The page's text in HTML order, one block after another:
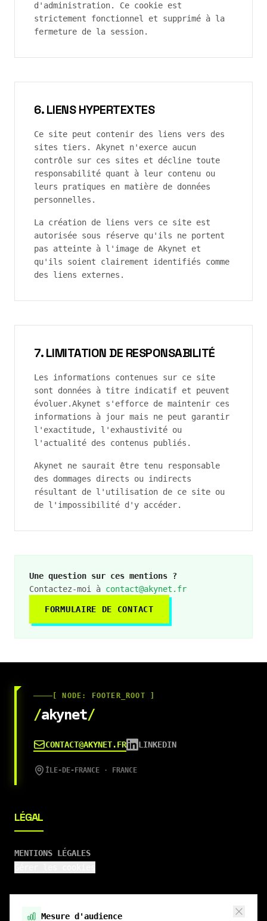
d'administration. Ce cookie est
strictement fonctionnel et supprimé à la
fermeture de la session.
6. LIENS HYPERTEXTES
Ce site peut contenir des liens vers des
sites tiers. Akynet n'exerce aucun
contrôle sur ces sites et décline toute
responsabilité quant à leur contenu ou
leurs pratiques en matière de données
personnelles.
La création de liens vers ce site est
autorisée sous réserve qu'ils ne portent
pas atteinte à l'image de Akynet et
qu'ils soient clairement identifiés comme
des liens externes.
7. LIMITATION DE RESPONSABILITÉ
Les informations contenues sur ce site
sont données à titre indicatif et peuvent
évoluer.Akynet s'efforce de maintenir ces
informations à jour mais ne peut garantir
l'exactitude, l'exhaustivité ou
l'actualité des contenus publiés.
Akynet ne saurait être tenu responsable
des dommages directs ou indirects
résultant de l'utilisation de ce site ou
de l'impossibilité d'y accéder.
Une question sur ces mentions ?
Contactez-moi à contact@akynet.fr
FORMULAIRE DE CONTACT
[ NODE: FOOTER_ROOT ]
/akynet/
CONTACT@AKYNET.FR LINKEDIN
ÎLE-DE-FRANCE · FRANCE
LÉGAL
MENTIONS LÉGALES
Mesure d'audience